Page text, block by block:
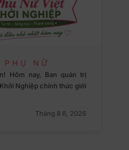
NỮ
Hôm nay, Ban quản trị
Nghiệp chính thức giới
Tháng 8 6, 2026